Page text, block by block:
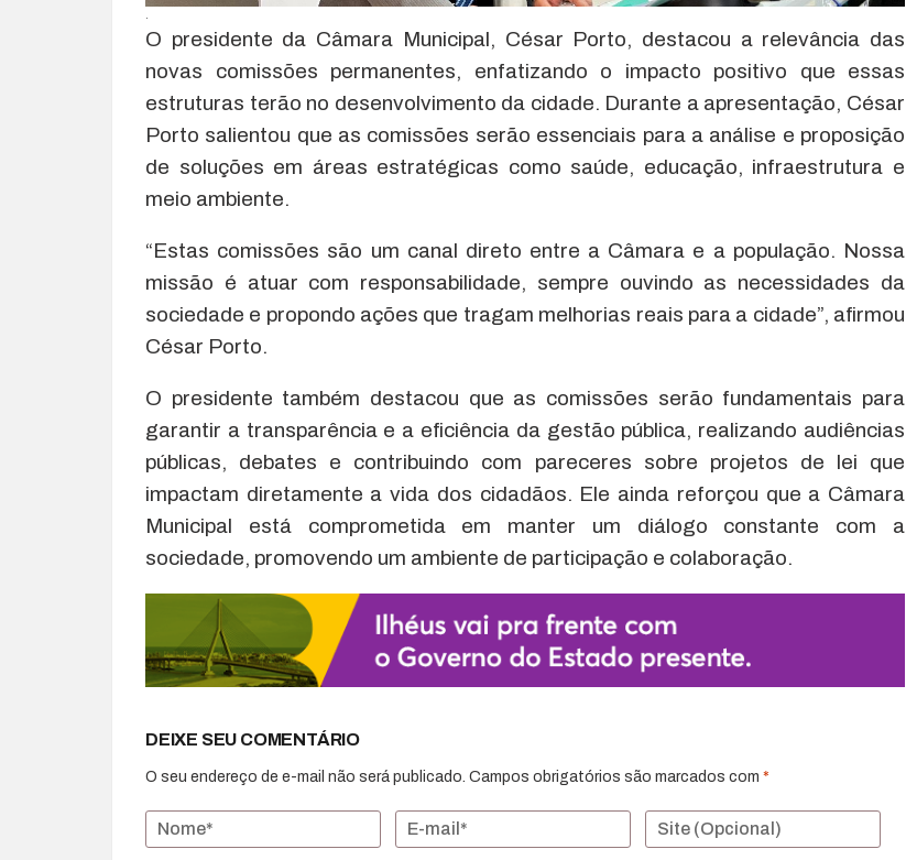
O presidente da Câmara Municipal, César Porto, destacou a relevância das
novas comissões permanentes, enfatizando o impacto positivo que essas
estruturas terão no desenvolvimento da cidade. Durante a apresentação, César
Porto salientou que as comissões serão essenciais para a análise e proposição
de soluções em áreas estratégicas como saúde, educação, infraestrutura e
meio ambiente.
“Estas comissões são um canal direto entre a Câmara e a população. Nossa
missão é atuar com responsabilidade, sempre ouvindo as necessidades da
sociedade e propondo ações que tragam melhorias reais para a cidade”, afirmou
César Porto.
O presidente também destacou que as comissões serão fundamentais para
garantir a transparência e a eficiência da gestão pública, realizando audiências
públicas, debates e contribuindo com pareceres sobre projetos de lei que
impactam diretamente a vida dos cidadãos. Ele ainda reforçou que a Câmara
Municipal está comprometida em manter um diálogo constante com a
sociedade, promovendo um ambiente de participação e colaboração.
DEIXE SEU COMENTÁRIO
O seu endereço de e-mail não será publicado. Campos obrigatórios são marcados com *